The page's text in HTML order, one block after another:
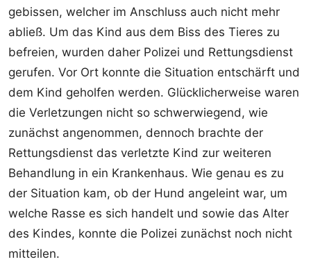
gebissen, welcher im Anschluss auch nicht mehr
abließ. Um das Kind aus dem Biss des Tieres zu
befreien, wurden daher Polizei und Rettungsdienst
gerufen. Vor Ort konnte die Situation entschärft und
dem Kind geholfen werden. Glücklicherweise waren
die Verletzungen nicht so schwerwiegend, wie
zunächst angenommen, dennoch brachte der
Rettungsdienst das verletzte Kind zur weiteren
Behandlung in ein Krankenhaus. Wie genau es zu
der Situation kam, ob der Hund angeleint war, um
welche Rasse es sich handelt und sowie das Alter
des Kindes, konnte die Polizei zunächst noch nicht
mitteilen.